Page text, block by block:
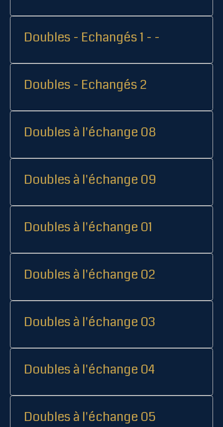
Doubles - Echangés 1 - -
Doubles - Echangés 2
Doubles à l'échange 08
Doubles à l'échange 09
Doubles à l'échange 01
Doubles à l'échange 02
Doubles à l'échange 03
Doubles à l'échange 04
Doubles à l'échange 05